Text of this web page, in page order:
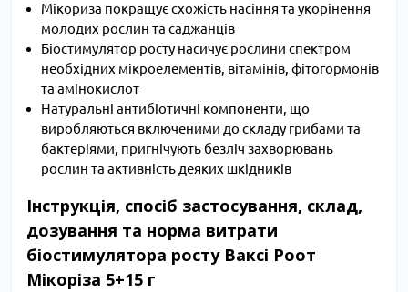
Мікориза покращує схожість насіння та укорінення
молодих рослин та саджанців
Біостимулятор росту насичує рослини спектром
необхідних мікроелементів, вітамінів, фітогормонів
та амінокислот
Натуральні антибіотичні компоненти, що
виробляються включеними до складу грибами та
бактеріями, пригнічують безліч захворювань
рослин та активність деяких шкідників
Інструкція, спосіб застосування, склад,
дозування та норма витрати
біостимулятора росту Ваксі Роот
Мікоріза 5+15 г